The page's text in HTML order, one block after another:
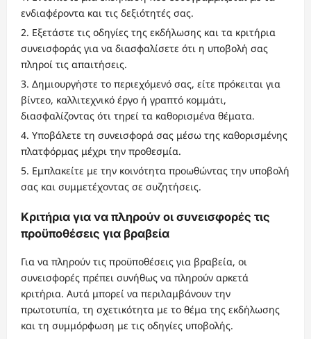
ενδιαφέροντα και τις δεξιότητές σας.
Εξετάστε τις οδηγίες της εκδήλωσης και τα κριτήρια
συνεισφοράς για να διασφαλίσετε ότι η υποβολή σας
πληροί τις απαιτήσεις.
Δημιουργήστε το περιεχόμενό σας, είτε πρόκειται για
βίντεο, καλλιτεχνικό έργο ή γραπτό κομμάτι,
διασφαλίζοντας ότι τηρεί τα καθορισμένα θέματα.
Υποβάλετε τη συνεισφορά σας μέσω της καθορισμένης
πλατφόρμας μέχρι την προθεσμία.
Εμπλακείτε με την κοινότητα προωθώντας την υποβολή
σας και συμμετέχοντας σε συζητήσεις.
Κριτήρια για να πληρούν οι συνεισφορές τις
προϋποθέσεις για βραβεία
Για να πληρούν τις προϋποθέσεις για βραβεία, οι
συνεισφορές πρέπει συνήθως να πληρούν αρκετά
κριτήρια. Αυτά μπορεί να περιλαμβάνουν την
πρωτοτυπία, τη σχετικότητα με το θέμα της εκδήλωσης
και τη συμμόρφωση με τις οδηγίες υποβολής.